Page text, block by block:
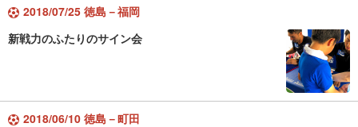
2018/07/25 徳島－福岡
新戦力のふたりのサイン会
2018/06/10 徳島－町田